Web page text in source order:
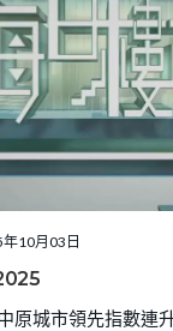
10月03日
原城市領先指數連